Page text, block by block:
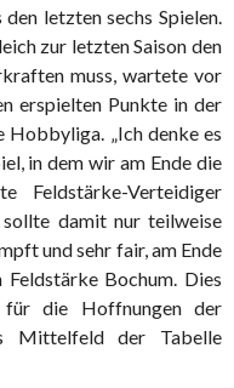
letzten sechs Spielen.
zur letzten Saison den
muss, wartete vor
erspielten Punkte in der
„Ich denke es
in dem wir am Ende die
Feldstärke-Verteidiger
damit nur teilweise
und sehr fair, am Ende
Bochum. Dies
für die Hoffnungen der
Mittelfeld der Tabelle